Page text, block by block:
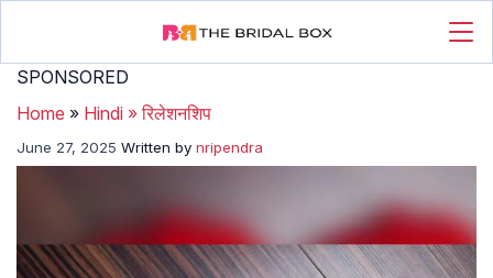
SPONSORED
Home » Hindi »रिलेशनशिप
June 27, 2025 Written by nripendra